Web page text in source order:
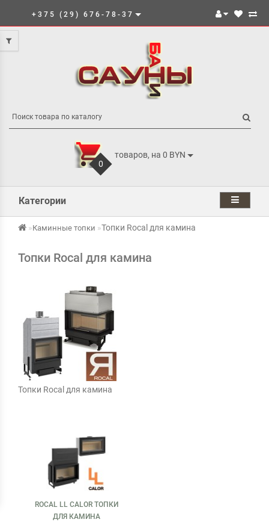
+375 (29) 676-78-37
0
товаров, на 0 BYN
Категории
Каминные топки Топки Rocal для камина
Топки Rocal для камина
Топки Rocal для камина
ROCAL LL CALOR ТОПКИ
ДЛЯ КАМИНА